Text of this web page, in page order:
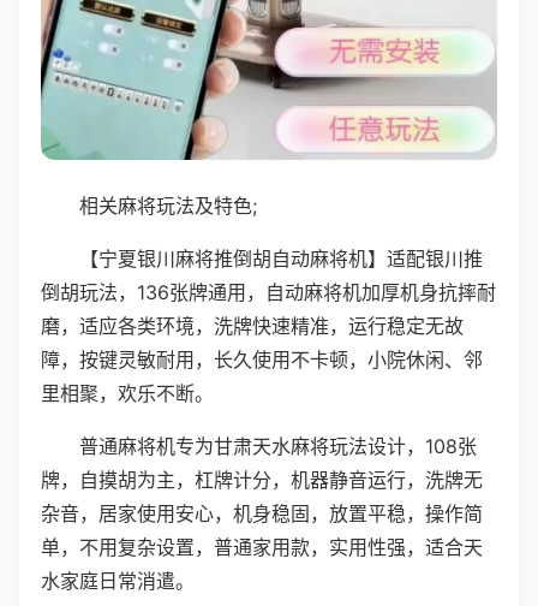
相关麻将玩法及特色;
【宁夏银川麻将推倒胡自动麻将机】适配银川推
倒胡玩法，136张牌通用，自动麻将机加厚机身抗摔耐
磨，适应各类环境，洗牌快速精准，运行稳定无故
障，按键灵敏耐用，长久使用不卡顿，小院休闲、邻
里相聚，欢乐不断。
普通麻将机专为甘肃天水麻将玩法设计，108张
牌，自摸胡为主，杠牌计分，机器静音运行，洗牌无
杂音，居家使用安心，机身稳固，放置平稳，操作简
单，不用复杂设置，普通家用款，实用性强，适合天
水家庭日常消遣。